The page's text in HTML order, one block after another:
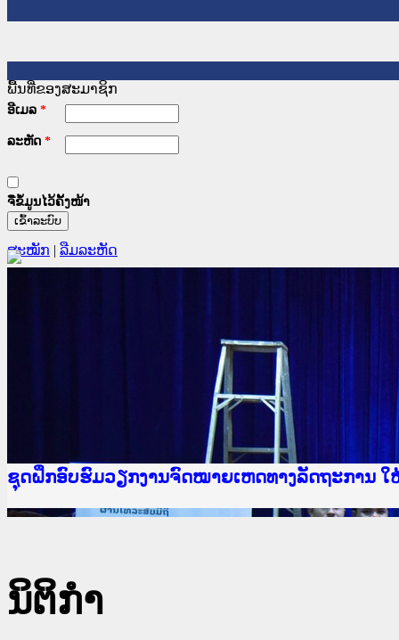
ພື້ນທີ່ຂອງສະມາຊິກ
ອີເມລ *
ລະຫັດ *
ຈື່ຂໍ້ມູນໄວ້ຄັ້ງໜ້າ
ສະໝັກ | ລືມລະຫັດ
Ministry of Justice Lao PDR
ເຜີຍແຜ່ວັບໄຊຈົດໝາຍເຫດທາງລັດຖະການ ແລະ ແອັ
ກະຊວງຍຸຕິທຳ
ຊຸດຝຶກອົບຮົມວຽກງານຈົດໝາຍເຫດທາງລັດຖະການ
ກອງປະຊຸມທົບທວນຄືນການຈັດຕັ້ງປະຕິບັດວຽກງານຈົ
ຝຶກອົບຮົມ ຜູ່ປະສານງານວຽກງານຈົດໝາຍເຫດທາງລັ
ຝຶກອົບຮົມ ຜູ່ປະສານງານວຽກງານຈົດໝາຍເຫດທາງລັ
ເຜີຍແຜ່ແອັບກົດໝາຍລາວ ແລະ ເວັບໄຊຈົດໝາຍເຫດ
ເຜີຍແຜ່ແອັບກົດໝາຍລາວ ແລະ ເວັບໄຊຈົດໝາຍເຫດ
ຍົກລະດັບວຽກງານຈົດໝາຍເຫດທາງລັດຖະການໃຫ້ຜູ້
ຊຸດຝຶກອົບຮົມວຽກງານຈົດໝາຍເຫດທາງລັດຖະການ ໃ
ນິຕິກໍາ